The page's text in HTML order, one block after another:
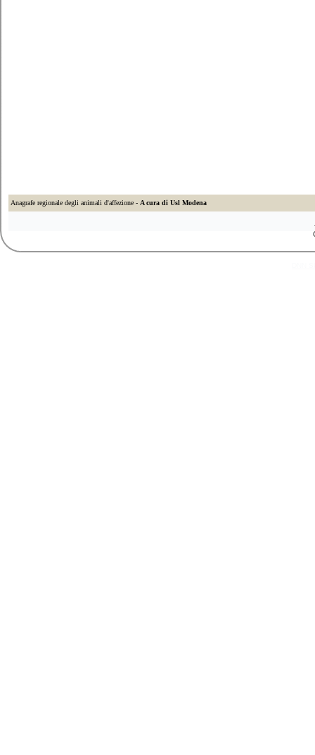
Anagrafe regionale degli animali d'affezione - A cura di Usl Modena